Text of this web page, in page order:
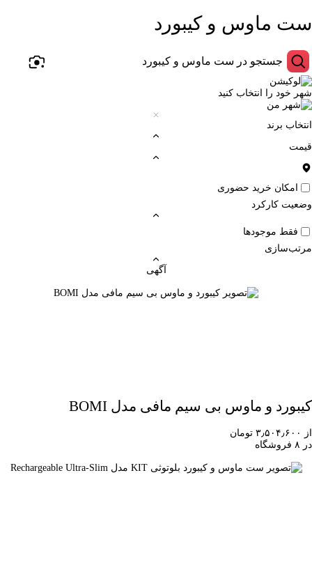
ست ماوس و کیبورد
شهر خود را انتخاب کنید
انتخاب برند
قیمت
امکان خرید حضوری
وضعیت کارکرد
فقط موجودها
مرتب‌سازی
آگهی
کیبورد و ماوس بی سیم مافی مدل BOMI
از ۳٫۵۰۴٫۶۰۰ تومان
در ۸ فروشگاه